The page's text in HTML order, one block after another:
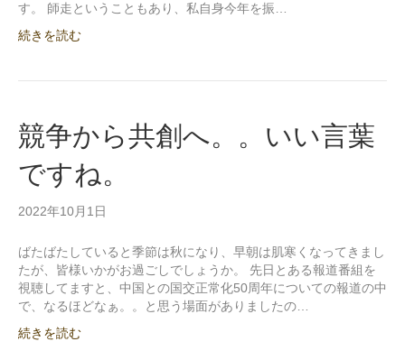
す。 師走ということもあり、私自身今年を振…
続きを読む
競争から共創へ。。いい言葉
ですね。
2022年10月1日
ばたばたしていると季節は秋になり、早朝は肌寒くなってきまし
たが、皆様いかがお過ごしでしょうか。 先日とある報道番組を
視聴してますと、中国との国交正常化50周年についての報道の中
で、なるほどなぁ。。と思う場面がありましたの…
続きを読む